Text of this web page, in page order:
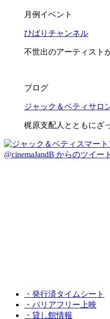
月例イベント
ひばりチャンネル
不世出のアーティスト
ブログ
ジャック＆ベティサロ
梶原支配人とともにざ
@cinemaJandB からのツイート
・発行済タイムシート
・バリアフリー上映
・貸し館情報